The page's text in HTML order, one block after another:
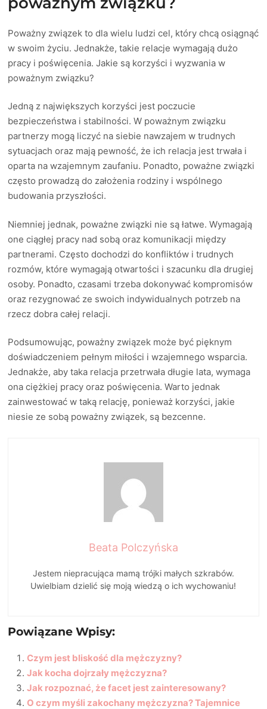
Poważny związek to dla wielu ludzi cel, który chcą osiągnąć
w swoim życiu. Jednakże, takie relacje wymagają dużo
pracy i poświęcenia. Jakie są korzyści i wyzwania w
poważnym związku?
Jedną z największych korzyści jest poczucie
bezpieczeństwa i stabilności. W poważnym związku
partnerzy mogą liczyć na siebie nawzajem w trudnych
sytuacjach oraz mają pewność, że ich relacja jest trwała i
oparta na wzajemnym zaufaniu. Ponadto, poważne związki
często prowadzą do założenia rodziny i wspólnego
budowania przyszłości.
Niemniej jednak, poważne związki nie są łatwe. Wymagają
one ciągłej pracy nad sobą oraz komunikacji między
partnerami. Często dochodzi do konfliktów i trudnych
rozmów, które wymagają otwartości i szacunku dla drugiej
osoby. Ponadto, czasami trzeba dokonywać kompromisów
oraz rezygnować ze swoich indywidualnych potrzeb na
rzecz dobra całej relacji.
Podsumowując, poważny związek może być pięknym
doświadczeniem pełnym miłości i wzajemnego wsparcia.
Jednakże, aby taka relacja przetrwała długie lata, wymaga
ona ciężkiej pracy oraz poświęcenia. Warto jednak
zainwestować w taką relację, ponieważ korzyści, jakie
niesie ze sobą poważny związek, są bezcenne.
Beata Polczyńska
Jestem niepracująca mamą trójki małych szkrabów.
Uwielbiam dzielić się moją wiedzą o ich wychowaniu!
Powiązane Wpisy:
Czym jest bliskość dla mężczyzny?
Jak kocha dojrzały mężczyzna?
Jak rozpoznać, że facet jest zainteresowany?
O czym myśli zakochany mężczyzna? Tajemnice